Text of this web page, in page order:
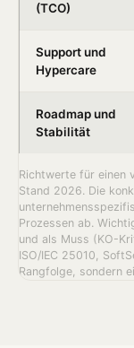
(TCO)
Support und
Hypercare
Roadmap und
Stabilität
Richtwerte für einen
Stand 2026. Die
Prozessen ab.
und als Muss (KO-
ISO/IEC 25010,
Rangfolge, sondern